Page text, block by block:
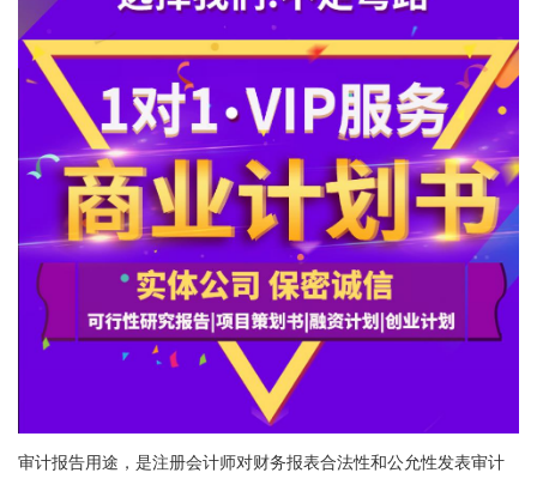
审计报告用途，是注册会计师对财务报表合法性和公允性发表审计